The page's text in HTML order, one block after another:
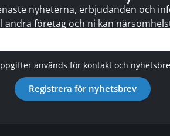
nyheterna, erbjudanden och
företag och ni kan
används för kontakt och
Registrera för nyhetsbrev